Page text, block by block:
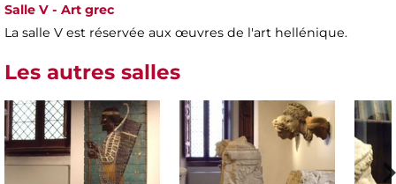
Salle V - Art grec
La salle V est réservée aux œuvres de l'art hellénique.
Les autres salles